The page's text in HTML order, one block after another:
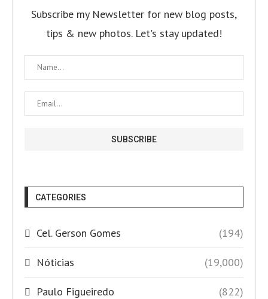
Subscribe my Newsletter for new blog posts,
tips & new photos. Let's stay updated!
CATEGORIES
Cel. Gerson Gomes (194)
Nóticias (19,000)
Paulo Figueiredo (822)